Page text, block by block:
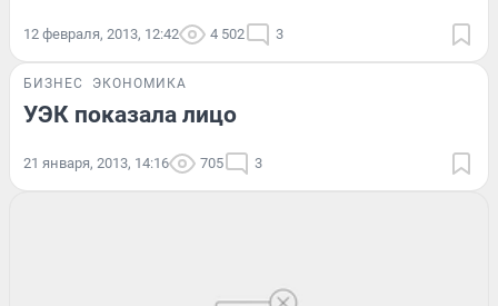
12 февраля, 2013, 12:42 4 502 3
БИЗНЕС ЭКОНОМИКА
УЭК показала лицо
21 января, 2013, 14:16 705 3